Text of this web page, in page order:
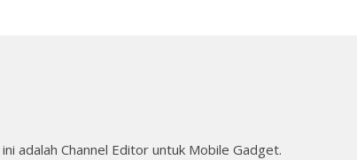
adalah Channel Editor untuk Mobile Gadget.